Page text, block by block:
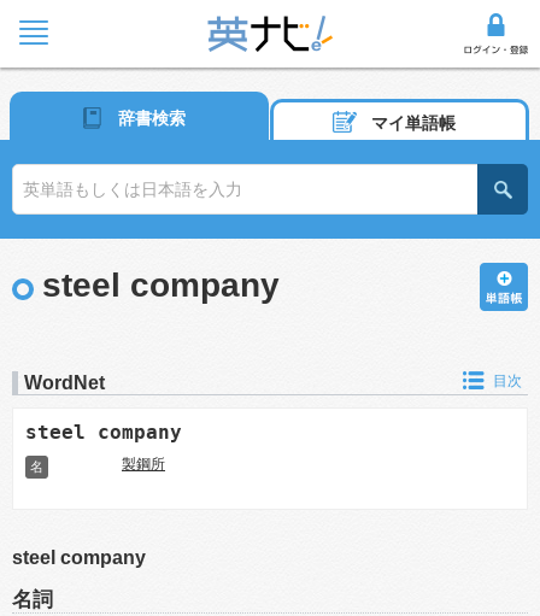
辞書検索 マイ単語帳
steel company
WordNet 目次
steel company
名 製鋼所
steel company
名詞